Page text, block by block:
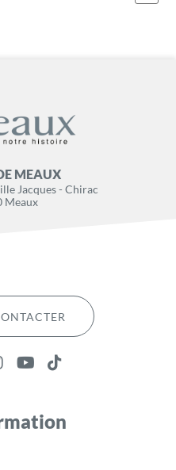
MEAUX
Jacques - Chirac
Meaux